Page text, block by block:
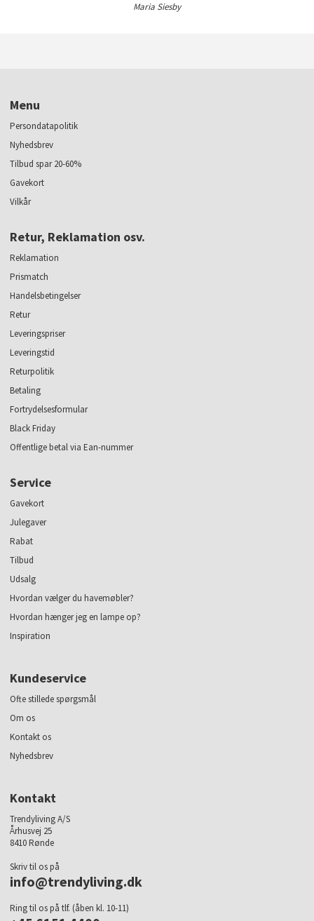
Maria Siesby
Menu
Persondatapolitik
Nyhedsbrev
Tilbud spar 20-60%
Gavekort
Vilkår
Retur, Reklamation osv.
Reklamation
Prismatch
Handelsbetingelser
Retur
Leveringspriser
Leveringstid
Returpolitik
Betaling
Fortrydelsesformular
Black Friday
Offentlige betal via Ean-nummer
Service
Gavekort
Julegaver
Rabat
Tilbud
Udsalg
Hvordan vælger du havemøbler?
Hvordan hænger jeg en lampe op?
Inspiration
Kundeservice
Ofte stillede spørgsmål
Om os
Kontakt os
Nyhedsbrev
Kontakt
Trendyliving A/S
Århusvej 25
8410 Rønde
Skriv til os på
info@trendyliving.dk
Ring til os på tlf. (åben kl. 10-11)